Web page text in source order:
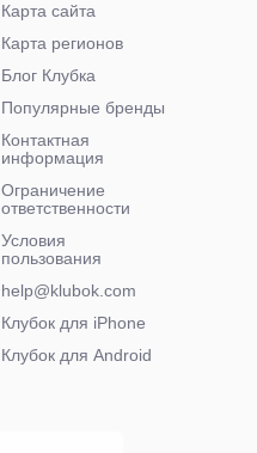
Карта сайта
Карта регионов
Блог Клубка
Популярные бренды
Контактная
информация
Ограничение
ответственности
Условия
пользования
help@klubok.com
Клубок для iPhone
Клубок для Android